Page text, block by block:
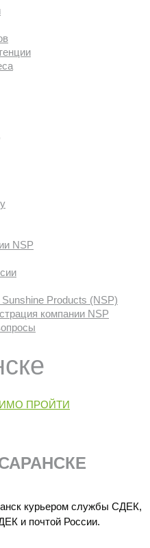
NSP
Products (NSP)
компании NSP
ПРОЙТИ
курьером службы СДЕК,
и почтой России.